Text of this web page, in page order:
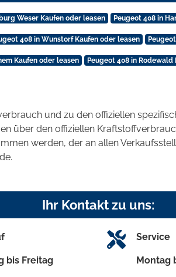
Weser Kaufen oder leasen Peugeot 408 in
408 in Wunstorf Kaufen oder leasen
Kaufen oder leasen Peugeot 408 in Rodewald
und zu den offiziellen
über den offiziellen
werden, der an allen
Ihr Kontakt zu uns:
bis Freitag
Service
Montag